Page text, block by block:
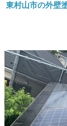
東村山市の外壁